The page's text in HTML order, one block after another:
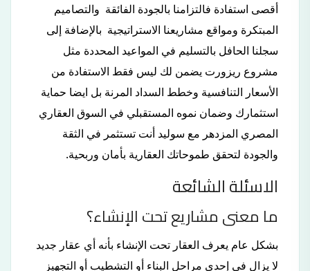
أقصى استفادة فالتزامنا بالجودة الفائقة والتصاميم
المبتكرة ومواقع مشاريعنا الاستراتيجية بالإضافة إلى
سجلنا الحافل بالتسليم في المواعيد المحددة مثل
مشروع ريزورت يضمن لك ليس فقط الاستفادة من
الأسعار التنافسية وخطط السداد المرنة بل ايضا حماية
استثمارك وضمان نموه المستقبلي في السوق العقاري
المصري المزدهر مع سوليد أنت تستثمر في الثقة
والجودة لتحقق طموحاتك العقارية بأمان وربحية.
الاسئلة الشائعة
ما معنى مشاريع تحت الإنشاء؟
بشكل عام يعرف العقار تحت الإنشاء بأنه أي عقار جديد
لا يزال في إحدى مراحل البناء أو التشطيب أو التجهيز